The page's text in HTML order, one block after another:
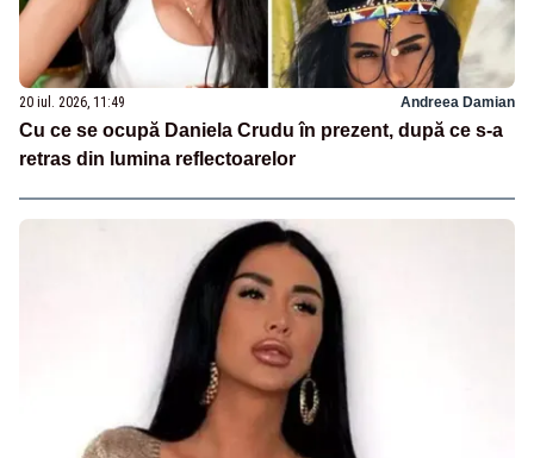
20 iul. 2026, 11:49 Andreea Damian
Cu ce se ocupă Daniela Crudu în prezent, după ce s-a
retras din lumina reflectoarelor